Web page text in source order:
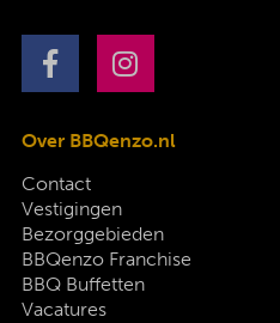
Over BBQenzo.nl
Contact
Vestigingen
Bezorggebieden
BBQenzo Franchise
BBQ Buffetten
Vacatures